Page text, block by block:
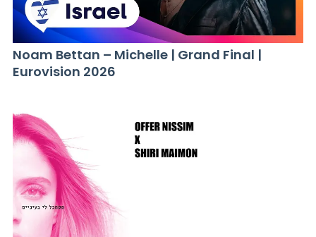
Noam Bettan – Michelle | Grand Final |
Eurovision 2026